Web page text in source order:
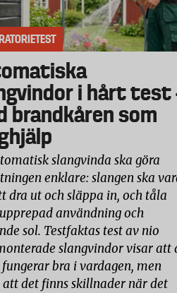
i hårt test
brandkåren som
slangvinda ska göra
enklare: slangen ska
dra ut och släppa in, och tåla
användning och
sol. Testfaktas test av nio
slangvindor visar att
bra i vardagen, men
att det finns skillnader när det